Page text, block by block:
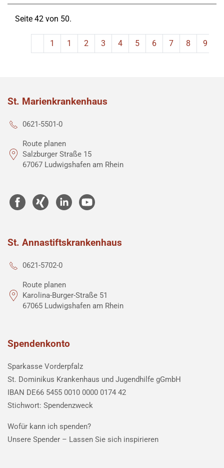
Seite 42 von 50.
1 1 2 3 4 5 6 7 8 9
St. Marienkrankenhaus
0621-5501-0
Route planen
Salzburger Straße 15
67067 Ludwigshafen am Rhein
St. Annastiftskrankenhaus
0621-5702-0
Route planen
Karolina-Burger-Straße 51
67065 Ludwigshafen am Rhein
Spendenkonto
Sparkasse Vorderpfalz
St. Dominikus Krankenhaus und Jugendhilfe gGmbH
IBAN DE66 5455 0010 0000 0174 42
Stichwort: Spendenzweck
Wofür kann ich spenden?
Unsere Spender – Lassen Sie sich inspirieren